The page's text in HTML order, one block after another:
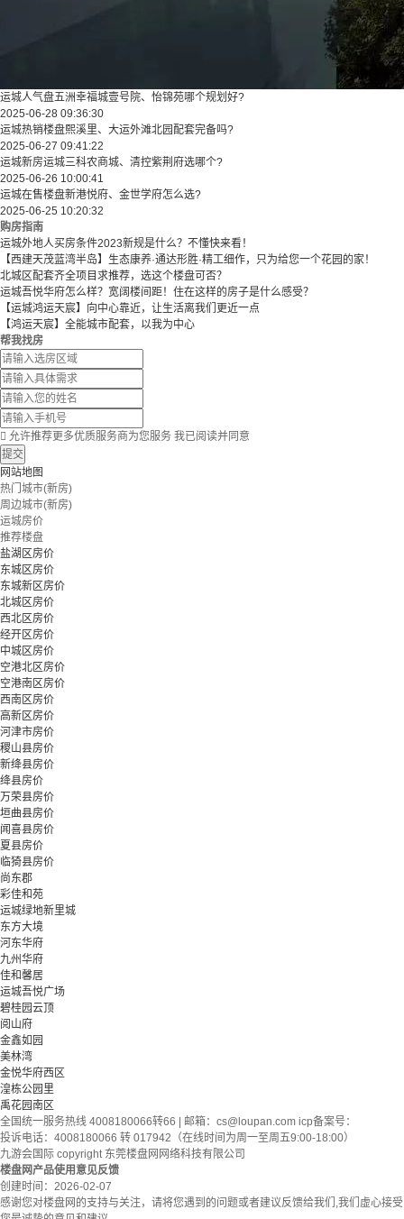
运城人气盘五洲幸福城壹号院、怡锦苑哪个规划好?
2025-06-28 09:36:30
运城热销楼盘熙溪里、大运外滩北园配套完备吗?
2025-06-27 09:41:22
运城新房运城三科农商城、清控紫荆府选哪个?
2025-06-26 10:00:41
运城在售楼盘新港悦府、金世学府怎么选?
2025-06-25 10:20:32
购房指南
运城外地人买房条件2023新规是什么？不懂快来看！
【西建天茂蓝湾半岛】生态康养·通达形胜·精工细作，只为给您一个花园的家！
北城区配套齐全项目求推荐，选这个楼盘可否？
运城吾悦华府怎么样？宽阔楼间距！住在这样的房子是什么感受？
【运城鸿运天宸】向中心靠近，让生活离我们更近一点
【鸿运天宸】全能城市配套，以我为中心
帮我找房
 允许推荐更多优质服务商为您服务 我已阅读并同意
提交
网站地图
热门城市(新房)
周边城市(新房)
运城房价
推荐楼盘
盐湖区房价
东城区房价
东城新区房价
北城区房价
西北区房价
经开区房价
中城区房价
空港北区房价
空港南区房价
西南区房价
高新区房价
河津市房价
稷山县房价
新绛县房价
绛县房价
万荣县房价
垣曲县房价
闻喜县房价
夏县房价
临猗县房价
尚东郡
彩佳和苑
运城绿地新里城
东方大境
河东华府
九州华府
佳和馨居
运城吾悦广场
碧桂园云顶
阅山府
金鑫如园
美林湾
金悦华府西区
湟栋公园里
禹花园南区
全国统一服务热线 4008180066转66 | 邮箱： cs@loupan.com icp备案号：
投诉电话：4008180066 转 017942（在线时间为周一至周五9:00-18:00）
九游会国际 copyright 东莞楼盘网网络科技有限公司
楼盘网产品使用意见反馈
创建时间： 2026-02-07
感谢您对楼盘网的支持与关注，请将您遇到的问题或者建议反馈给我们,我们虚心接受